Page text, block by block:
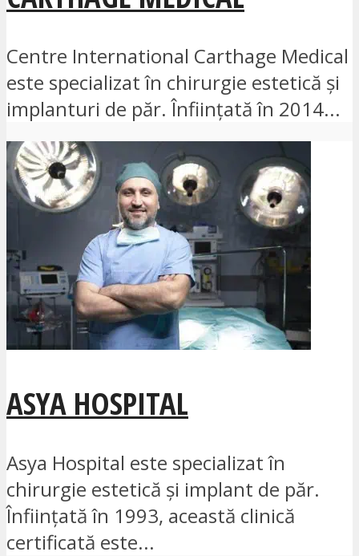
Centre International Carthage Medical
este specializat în chirurgie estetică și
implanturi de păr. Înființată în 2014...
ASYA HOSPITAL
Asya Hospital este specializat în
chirurgie estetică și implant de păr.
Înființată în 1993, această clinică
certificată este...